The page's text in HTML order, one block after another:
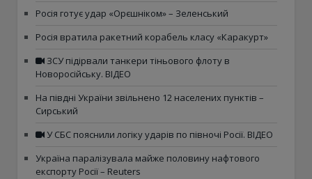
Росія готує удар «Орєшніком» – Зеленський
Росія вратила ракетний корабель класу «Каракурт»
ЗСУ підірвали танкери тіньового флоту в
Новоросійську. ВІДЕО
На півдні України звільнено 12 населених пунктів –
Сирський
У СБС пояснили логіку ударів по півночі Росії. ВІДЕО
Україна паралізувала майже половину нафтового
експорту Росії – Reuters